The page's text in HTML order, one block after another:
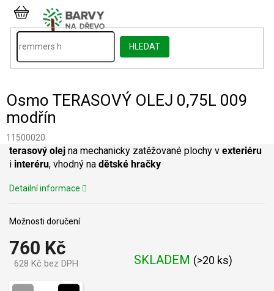
Přejít
obsah
HLEDAT
NÁKUPNÍ
KOŠÍK
Osmo TERASOVÝ OLEJ 0,75L 009
modřín
11500020
760 Kč
628 Kč bez DPH SKLADEM (>20 ks)
Možnosti doručení
terasový olej na mechanicky zatěžované plochy v exteriéru
i interéru, vhodný na dětské hračky
Detailní informace